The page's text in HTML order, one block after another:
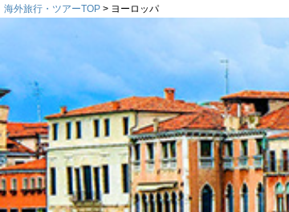
海外旅行・ツアーTOP ヨーロッパ